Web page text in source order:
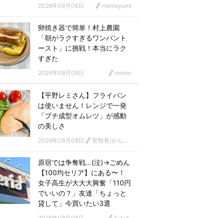
2026年08月08日 mamayumi
卵焼き器で簡単！村上農園
「朝がラクすぎるワンパント
ースト」に挑戦！本当にラク
すぎた
2026年08月08日 momo
【平野レミさん】フライパン
は使いません！レンジで一発
「プチ成型オムレツ」が感動
の美しさ
2026年08月08日 菅智香(かんともか)
原宿では争奪戦…(泣)→ごめん
【100均セリア】にある〜！
女子高生が大大大興奮「110円
でいいの？」友達「ちょっと
貸して」今買いたい3選